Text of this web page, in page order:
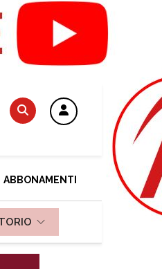
ABBONAMENTI